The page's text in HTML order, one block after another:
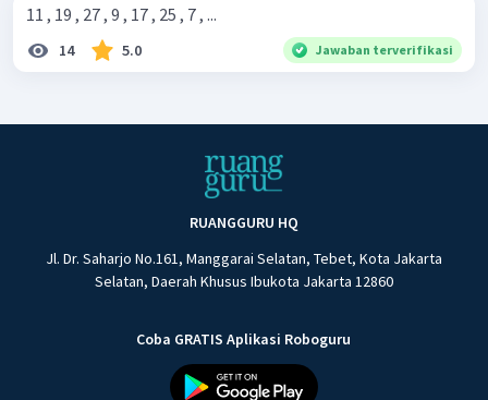
11 , 19 , 27 , 9 , 17 , 25 , 7 , ...
14 5.0 Jawaban terverifikasi
RUANGGURU HQ
Jl. Dr. Saharjo No.161, Manggarai Selatan, Tebet, Kota Jakarta
Selatan, Daerah Khusus Ibukota Jakarta 12860
Coba GRATIS Aplikasi Roboguru